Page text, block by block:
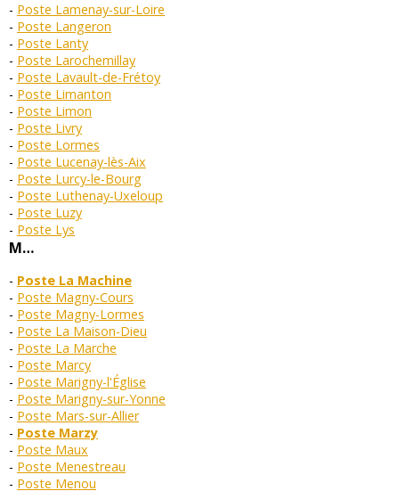
Poste Lamenay-sur-Loire
Poste Langeron
Poste Lanty
Poste Larochemillay
Poste Lavault-de-Frétoy
Poste Limanton
Poste Limon
Poste Livry
Poste Lormes
Poste Lucenay-lès-Aix
Poste Lurcy-le-Bourg
Poste Luthenay-Uxeloup
Poste Luzy
Poste Lys
M…
Poste La Machine
Poste Magny-Cours
Poste Magny-Lormes
Poste La Maison-Dieu
Poste La Marche
Poste Marcy
Poste Marigny-l'Église
Poste Marigny-sur-Yonne
Poste Mars-sur-Allier
Poste Marzy
Poste Maux
Poste Menestreau
Poste Menou